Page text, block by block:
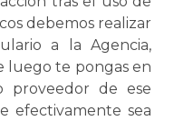
debemos realizar
a la Agencia,
te pongas en
proveedor de ese
efectivamente sea